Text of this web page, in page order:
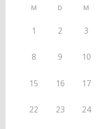
M D M
1 2 3
8 9 10
15 16 17
22 23 24